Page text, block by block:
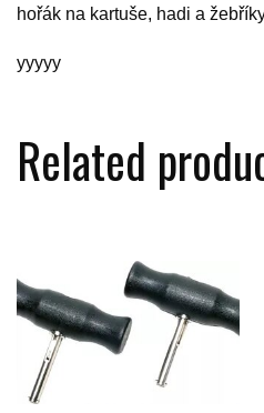
hořák na kartuše, hadi a
yyyyy
Related